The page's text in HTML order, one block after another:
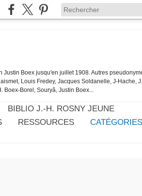
Boex jusqu'en juillet 1908. Autres
Louis Fredey, Jacques Soldanelle, J-Hache,
Boex-Borel, Souryâ, Justin Boex...
BIBLIO J.-H. ROSNY JEUNE
RESSOURCES CATÉGORIES